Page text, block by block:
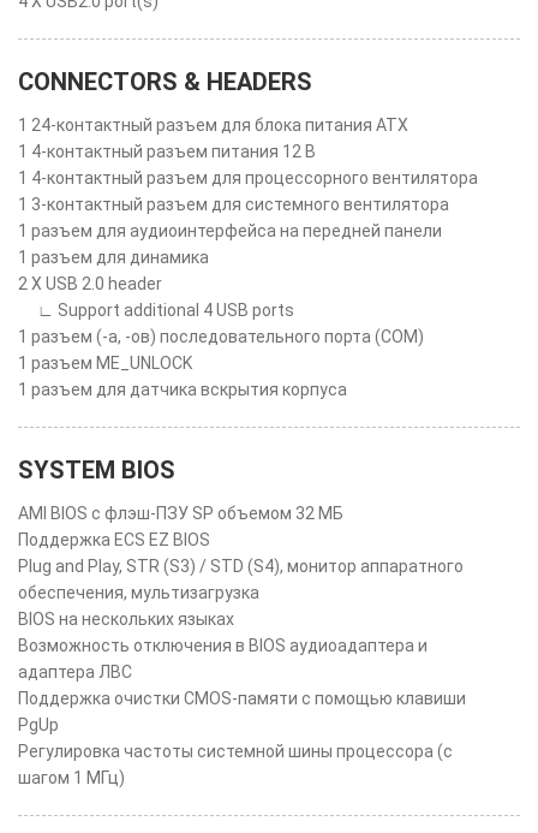
CONNECTORS & HEADERS
1 24-контактный разъем для блока питания ATX
1 4-контактный разъем питания 12 В
1 4-контактный разъем для процессорного вентилятора
1 3-контактный разъем для системного вентилятора
1 разъем для аудиоинтерфейса на передней панели
1 разъем для динамика
2 X USB 2.0 header
∟ Support additional 4 USB ports
1 разъем (-а, -ов) последовательного порта (COM)
1 разъем ME_UNLOCK
1 разъем для датчика вскрытия корпуса
SYSTEM BIOS
AMI BIOS с флэш-ПЗУ SP объемом 32 МБ
Поддержка ECS EZ BIOS
Plug and Play, STR (S3) / STD (S4), монитор аппаратного
обеспечения, мультизагрузка
BIOS на нескольких языках
Возможность отключения в BIOS аудиоадаптера и
адаптера ЛВС
Поддержка очистки CMOS-памяти с помощью клавиши
PgUp
Регулировка частоты системной шины процессора (с
шагом 1 МГц)